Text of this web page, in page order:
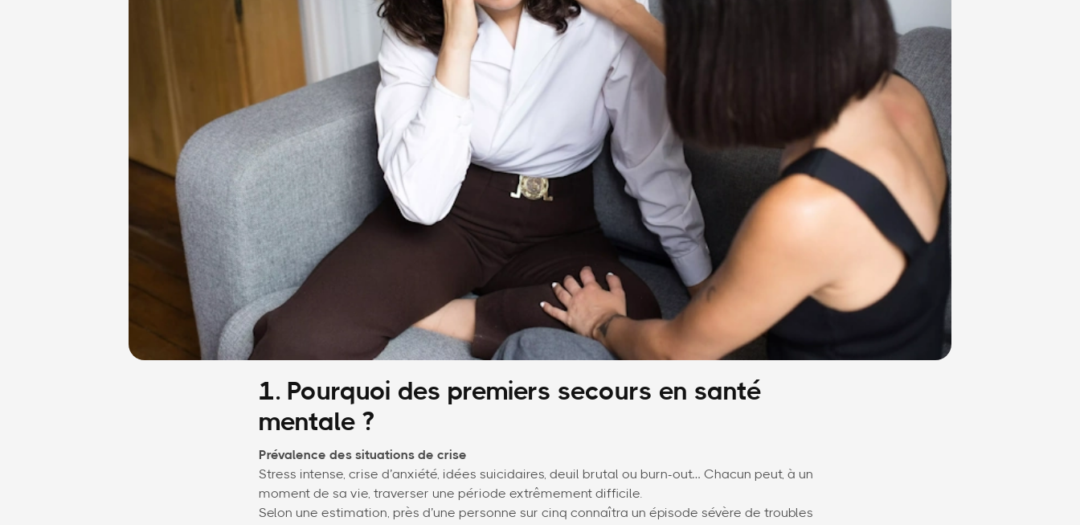
1. Pourquoi des premiers secours en santé
mentale ?
Prévalence des situations de crise
Stress intense, crise d’anxiété, idées suicidaires, deuil brutal ou burn-out… Chacun peut, à un
moment de sa vie, traverser une période extrêmement difficile.
Selon une estimation, près d’une personne sur cinq connaîtra un épisode sévère de troubles